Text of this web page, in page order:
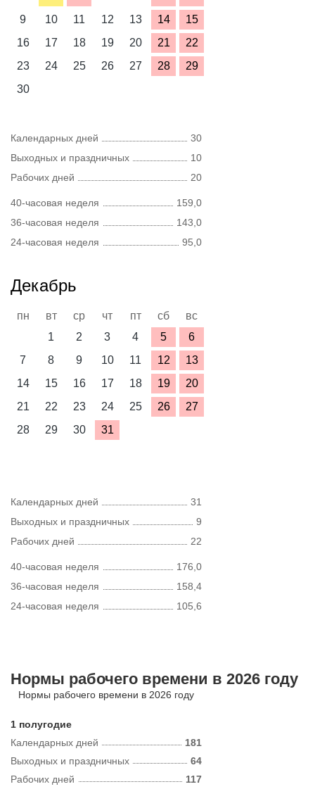
9
10 11 12 13 14
15
16
17 18 19 20 21
22
23
24 25 26 27 28
29
30
Календарных дней
30
Выходных и праздничных
10
Рабочих дней
20
40-часовая неделя
159,0
36-часовая неделя
143,0
24-часовая неделя
95,0
Декабрь
пн вт ср чт пт сб
вс
1
2 3 4 5
6
7
8 9 10 11 12
13
14
15 16 17 18 19
20
21
22 23 24 25 26
27
28
29 30 31
Календарных дней
31
Выходных и праздничных
9
Рабочих дней
22
40-часовая неделя
176,0
36-часовая неделя
158,4
24-часовая неделя
105,6
Нормы рабочего времени в 2026 году
Нормы рабочего времени в 2026 году
1 полугодие
Календарных дней
181
Рабочих дней 117
Выходных и праздничных 64